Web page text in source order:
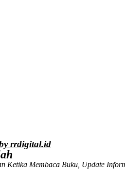
rrdigital.id
Ketika Membaca Buku, Update